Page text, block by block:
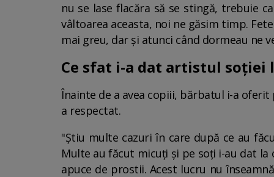
nu se lase flacăra să se stingă, trebuie
vâltoarea aceasta, noi ne găsim timp.
mai greu, dar și atunci când dormeau ne
Ce sfat i-a dat artistul soției
Înainte de a avea copiii, bărbatul i-a oferit
a respectat.
"Știu multe cazuri în care după ce au
Multe au făcut micuți și pe soți i-au dat
apuce de prostii. Acest lucru nu